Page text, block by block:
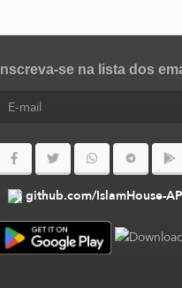
Inscreva-se na lista dos
github.com/IslamHouse-